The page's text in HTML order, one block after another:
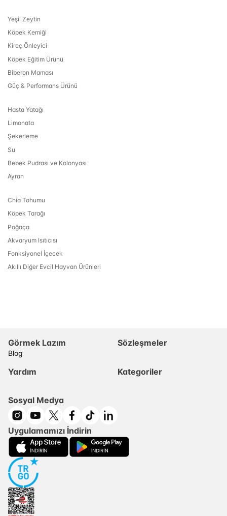
Yeşil Zeytin
Köpek Kemiği
Kireç Önleyici
Köpek Eğitim Ürünü
Biberon Maması
Güç & Performans Ürünü
Hasta Yatağı
Limonata
Şekerleme
Su
Bebek Pudrası ve Kolonyası
Ayran
Chia Tohumu
Köpek Tarağı
Poğaça
Akvaryum Isıtıcısı
Fonksiyonel İçecek
Akıllı Diğer Evcil Hayvan Ürünleri
Görmek Lazım
Blog
Sözleşmeler
Yardım Kategoriler
Sosyal Medya
Uygulamamızı İndirin